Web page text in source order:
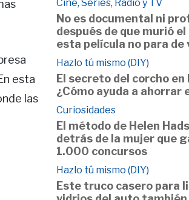
esta
las
Cine, Series, Radio y TV
No es documental ni
después de que murió
esta película no para de
Hazlo tú mismo (DIY)
El secreto del corcho en
¿Cómo ayuda a ahorrar
Curiosidades
El método de Helen
detrás de la mujer que
1.000 concursos
Hazlo tú mismo (DIY)
Este truco casero para